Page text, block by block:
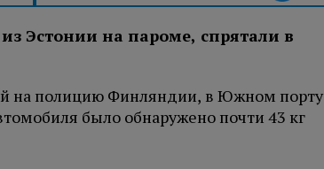
Эстонии на пароме, спрятали в
на полицию Финляндии, в Южном порту
было обнаружено почти 43 кг